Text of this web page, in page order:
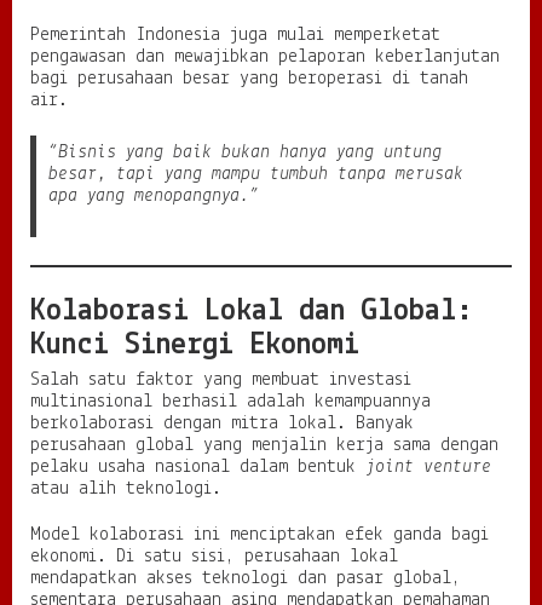
Pemerintah Indonesia juga mulai memperketat
pengawasan dan mewajibkan pelaporan keberlanjutan
bagi perusahaan besar yang beroperasi di tanah
air.
“Bisnis yang baik bukan hanya yang untung
besar, tapi yang mampu tumbuh tanpa merusak
apa yang menopangnya.”
Kolaborasi Lokal dan Global:
Kunci Sinergi Ekonomi
Salah satu faktor yang membuat investasi
multinasional berhasil adalah kemampuannya
berkolaborasi dengan mitra lokal. Banyak
perusahaan global yang menjalin kerja sama dengan
pelaku usaha nasional dalam bentuk
joint venture
atau alih teknologi.
Model kolaborasi ini menciptakan efek ganda bagi
ekonomi. Di satu sisi, perusahaan lokal
mendapatkan akses teknologi dan pasar global,
sementara perusahaan asing mendapatkan pemahaman